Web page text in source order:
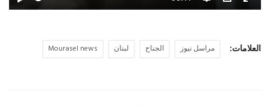
Play
Settings
PIP
Enter
العلامات: مراسل نيوز الجناح لبنان Mourasel news